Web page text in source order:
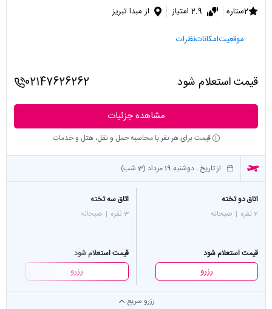
2ستاره 2.9 امتیاز از مبدا تبریز
موقعیتامکاناتنظرات
قیمت استعلام شود 02147626262
مشاهده جزئیات
قیمت برای هر نفر با محاسبه حمل و نقل، هتل و خدمات
از تاریخ : دوشنبه 19 مرداد (3 شب)
اتاق دو تخته
2 نفره
| صبحانه
قیمت استعلام شود
رزرو
اتاق سه تخته
3 نفره
| صبحانه
قیمت استعلام شود
رزرو
رزرو سریع